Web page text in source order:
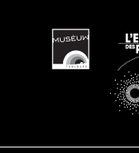
En
plus